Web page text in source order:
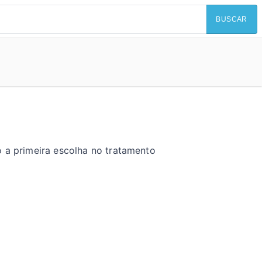
BUSCAR
primeira escolha no tratamento